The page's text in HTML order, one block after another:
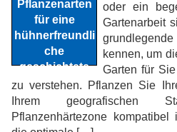
oder ein
Gartenarbeit
kennen, um
Garten für
zu verstehen. Pflanzen Sie
Ihrem geografischen
Pflanzenhärtezone